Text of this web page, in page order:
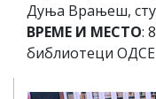
Дуња Врањеш,
ВРЕМЕ И МЕСТО:
библиотеци